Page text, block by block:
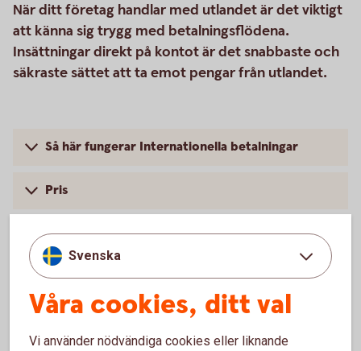
När ditt företag handlar med utlandet är det viktigt
att känna sig trygg med betalningsflödena.
Insättningar direkt på kontot är det snabbaste och
säkraste sättet att ta emot pengar från utlandet.
Så här fungerar Internationella betalningar
Pris
IBAN – BIC
Som företagare ska du alltid uppge IBAN och BIC på
de fakturor som skickas till mottagare inom EU/EES.
Svenska
Våra cookies, ditt val
Vi använder nödvändiga cookies eller liknande